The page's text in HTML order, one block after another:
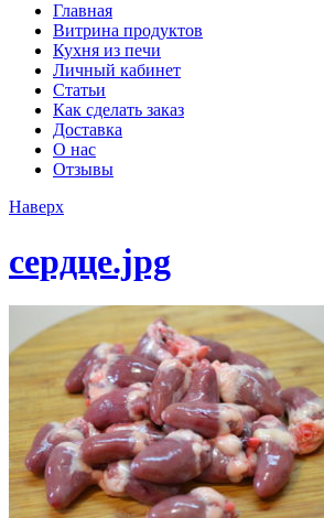
Главная
Витрина продуктов
Кухня из печи
Личный кабинет
Статьи
Как сделать заказ
Доставка
О нас
Отзывы
Наверх
сердце.jpg